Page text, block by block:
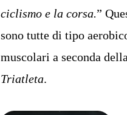
ciclismo e la corsa.”
sono tutte di tipo
muscolari a seconda
Triatleta.